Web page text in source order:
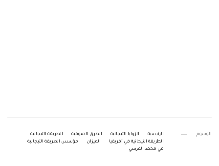
الوسوم الرئيسية الزوايا التيجانية الطرق الصوفية
الطريقة التيجانية
الطريقة التيجانية في أفريقيا
الميزان
مؤسس الطريقة التيجانية
مي محمد المرسي